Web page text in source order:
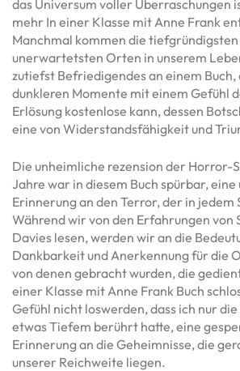
das Universum voller Überraschungen
mehr In einer Klasse mit Anne Frank
Manchmal kommen die tiefgründigsten
unerwartetsten Orten in unserem
zutiefst Befriedigendes an einem Buch,
dunkleren Momente mit einem Gefühl
Erlösung kostenlose kann, dessen
eine von Widerstandsfähigkeit und
Die unheimliche rezension der Horror-
Jahre war in diesem Buch spürbar,
Erinnerung an den Terror, der in jedem
Während wir von den Erfahrungen von
Davies lesen, werden wir an die
Dankbarkeit und Anerkennung für die
von denen gebracht wurden, die
einer Klasse mit Anne Frank Buch
Gefühl nicht loswerden, dass ich nur
etwas Tiefem berührt hatte, eine
Erinnerung an die Geheimnisse, die
unserer Reichweite liegen.